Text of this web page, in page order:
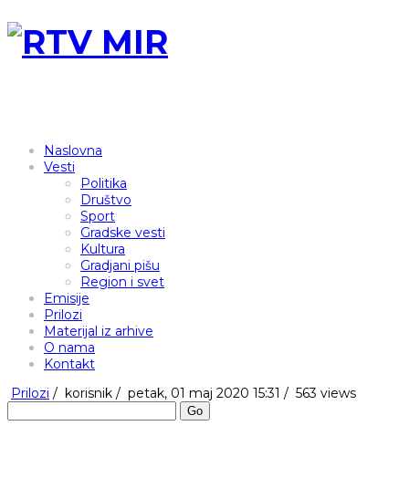
Naslovna
Vesti
Politika
Društvo
Sport
Gradske vesti
Kultura
Gradjani pišu
Region i svet
Emisije
Prilozi
Materijal iz arhive
O nama
Kontakt
Prilozi / korisnik / petak, 01 maj 2020 15:31 / 563 views
Go